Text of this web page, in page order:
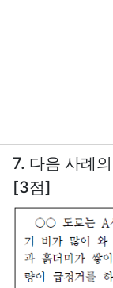
7. 다음 사례
[3점]